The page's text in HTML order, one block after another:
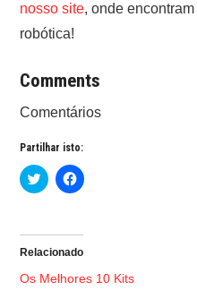
nosso site, onde
robótica!
Comments
Comentários
Partilhar isto:
C
l
t
o
s
a
C
l
t
o
s
a
Relacionado
Os Melhores 10 Kits